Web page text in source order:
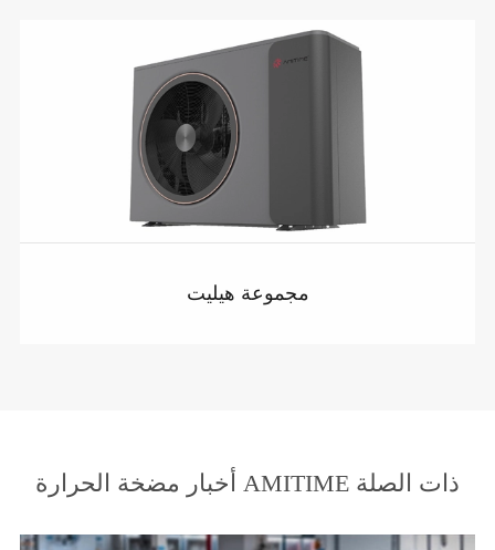
مجموعة هيليت
أخبار مضخة الحرارة AMITIME ذات الصلة